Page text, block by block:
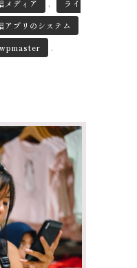
メディア ,
ライ
アプリのシステム
wpmaster .